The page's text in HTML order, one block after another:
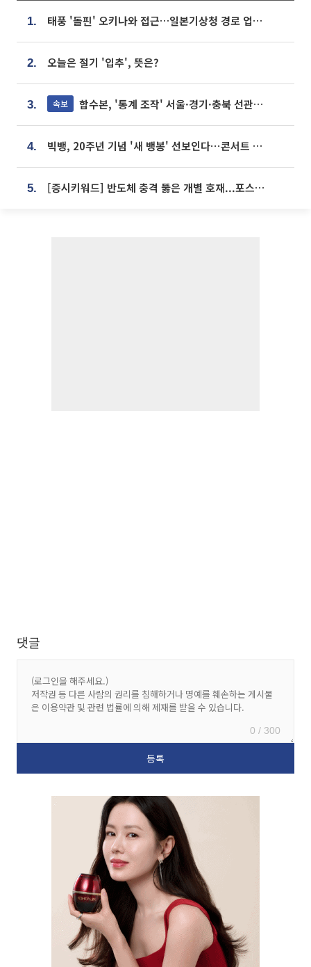
1. 태풍 '돌핀' 오키나와 접근…일본기상청 경로 업데이트
2. 오늘은 절기 '입추', 뜻은?
3. 속보 합수본, '통계 조작' 서울·경기·충북 선관위 등 추가 압수수색
4. 빅뱅, 20주년 기념 '새 뱅봉' 선보인다⋯콘서트 앞두고 팝업 개최
5. [증시키워드] 반도체 충격 뚫은 개별 호재...포스코퓨처엠·에코프로·한화솔루션 '눈길'
댓글
0 / 300